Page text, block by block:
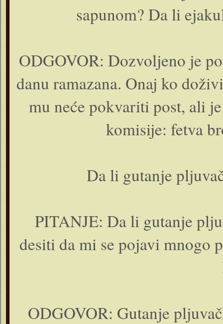
sapunom? Da li
ODGOVOR: Dozvoljeno je
danu ramazana. Onaj ko
mu neće pokvariti post, ali
komisije: fetva
Da li gutanje
PITANJE: Da li gutanje
desiti da mi se pojavi mnogo
ODGOVOR: Gutanje